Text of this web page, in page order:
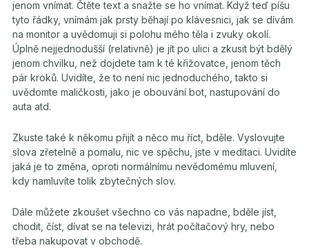
jenom vnímat. Čtěte text a snažte se ho vnímat. Když teď píšu
tyto řádky, vnímám jak prsty běhají po klávesnici, jak se dívám
na monitor a uvědomuji si polohu mého těla i zvuky okolí.
Úplně nejjednodušší (relativně) je jít po ulici a zkusit být bdělý
jenom chvilku, než dojdete tam k té křižovatce, jenom těch
pár kroků. Uvidíte, že to není nic jednoduchého, takto si
uvědomte maličkosti, jako je obouvání bot, nastupování do
auta atd.
Zkuste také k někomu přijít a něco mu říct, bděle. Vyslovujte
slova zřetelně a pomalu, nic ve spěchu, jste v meditaci. Uvidíte
jaká je to změna, oproti normálnímu nevědomému mluvení,
kdy namluvíte tolik zbytečných slov.
Dále můžete zkoušet všechno co vás napadne, bděle jíst,
chodit, číst, dívat se na televizi, hrát počítačový hry, nebo
třeba nakupovat v obchodě.